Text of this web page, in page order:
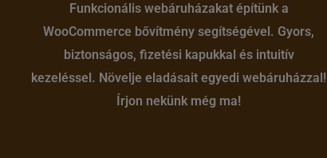
Funkcionális webáruházakat építünk a
WooCommerce bővítmény segítségével. Gyors,
biztonságos, fizetési kapukkal és intuitív
kezeléssel. Növelje eladásait egyedi webáruházzal!
Írjon nekünk még ma!